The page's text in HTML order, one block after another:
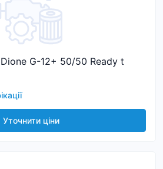
G-12+ 50/50 Ready t
Уточнити ціни